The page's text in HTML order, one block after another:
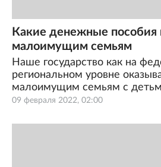
09 февраля 2022, 02:00
Какие денежные
малоимущим семьям
Наше государство как на
региональном уровне
малоимущим семьям с